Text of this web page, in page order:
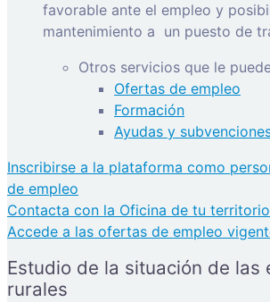
favorable ante el empleo y
mantenimiento a un puesto de
Otros servicios que le
Ofertas de empleo
Formación
Ayudas y
Inscribirse a la plataforma como
de empleo
Contacta con la Oficina de tu
Accede a las ofertas de empleo
Estudio de la situación de las
rurales